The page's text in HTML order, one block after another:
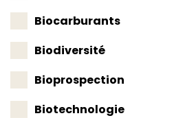
Biocarburants
Biodiversité
Bioprospection
Biotechnologie